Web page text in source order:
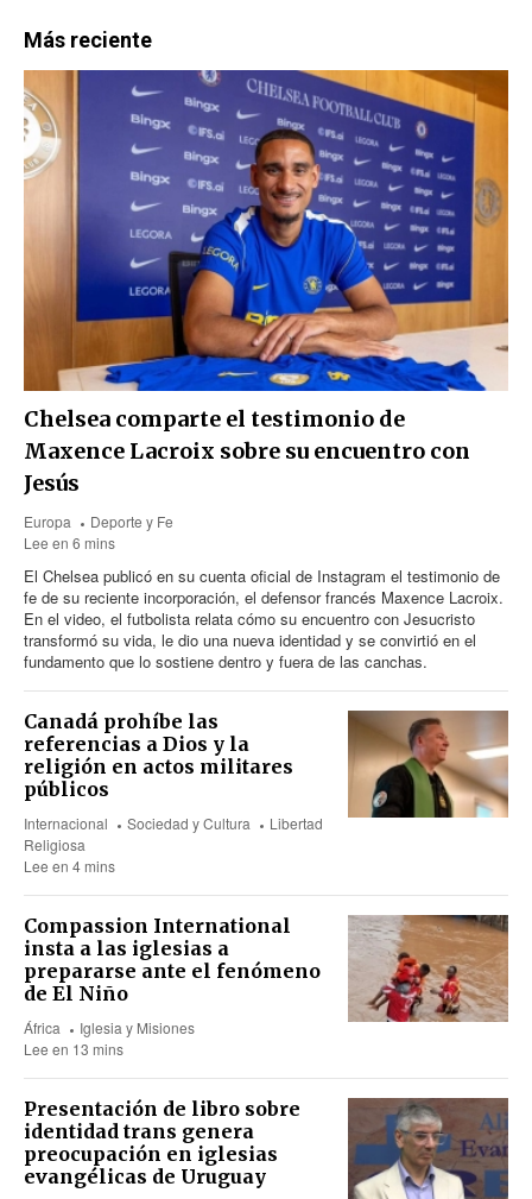
Más reciente
Chelsea comparte el testimonio de
Maxence Lacroix sobre su encuentro con
Jesús
Europa
Deporte y Fe
Lee en 6 mins
El Chelsea publicó en su cuenta oficial de Instagram el testimonio de
fe de su reciente incorporación, el defensor francés Maxence Lacroix.
En el video, el futbolista relata cómo su encuentro con Jesucristo
transformó su vida, le dio una nueva identidad y se convirtió en el
fundamento que lo sostiene dentro y fuera de las canchas.
Canadá prohíbe las
referencias a Dios y la
religión en actos militares
públicos
Internacional Sociedad y Cultura
Libertad
Religiosa
Lee en 4 mins
Compassion International
insta a las iglesias a
prepararse ante el fenómeno
de El Niño
África
Iglesia y Misiones
Lee en 13 mins
Presentación de libro sobre
identidad trans genera
preocupación en iglesias
evangélicas de Uruguay